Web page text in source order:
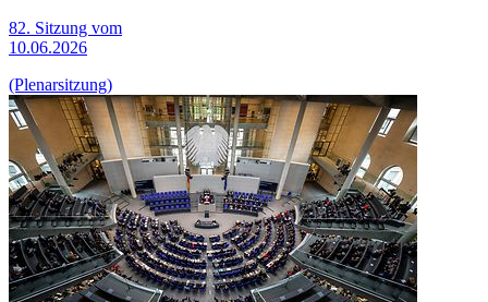
82. Sitzung vom
10.06.2026
(Plenarsitzung)